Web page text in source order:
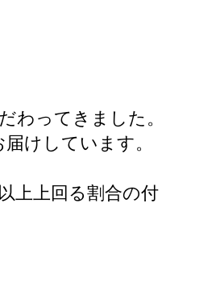
わってきました。
けしています。
上上回る割合の付